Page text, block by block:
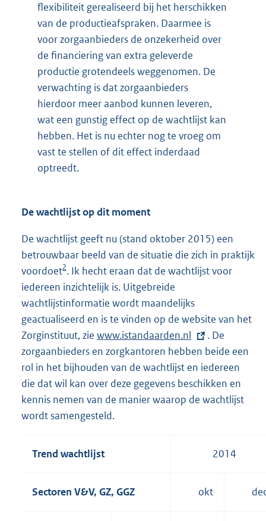
flexibiliteit gerealiseerd bij het herschikken
van de productieafspraken. Daarmee is
voor zorgaanbieders de onzekerheid over
de financiering van extra geleverde
productie grotendeels weggenomen. De
verwachting is dat zorgaanbieders
hierdoor meer aanbod kunnen leveren,
wat een gunstig effect op de wachtlijst kan
hebben. Het is nu echter nog te vroeg om
vast te stellen of dit effect inderdaad
optreedt.
De wachtlijst op dit moment
De wachtlijst geeft nu (stand oktober 2015) een
betrouwbaar beeld van de situatie die zich in praktijk
voordoet2. Ik hecht eraan dat de wachtlijst voor
iedereen inzichtelijk is. Uitgebreide
wachtlijstinformatie wordt maandelijks
geactualiseerd en is te vinden op de website van het
Zorginstituut, zie E
x
t
e
r
n
k
www.istandaarden.nl
. De
zorgaanbieders en zorgkantoren hebben beide een
rol in het bijhouden van de wachtlijst en iedereen
die dat wil kan over deze gegevens beschikken en
kennis nemen van de manier waarop de wachtlijst
wordt samengesteld.
Trend wachtlijst 2014
Sectoren V&V, GZ, GGZ okt